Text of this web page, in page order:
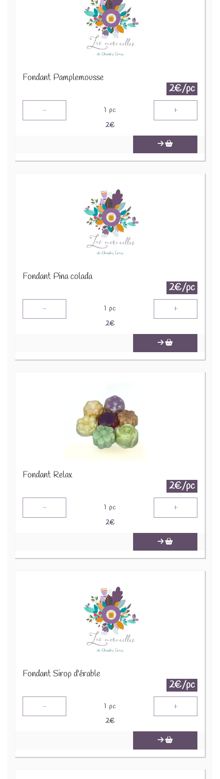
Fondant Pamplemousse
2€/pc
- 1 pc +
2€
Fondant Pina colada
2€/pc
- 1 pc +
2€
Fondant Relax
2€/pc
- 1 pc +
2€
Fondant Sirop d'érable
2€/pc
- 1 pc +
2€